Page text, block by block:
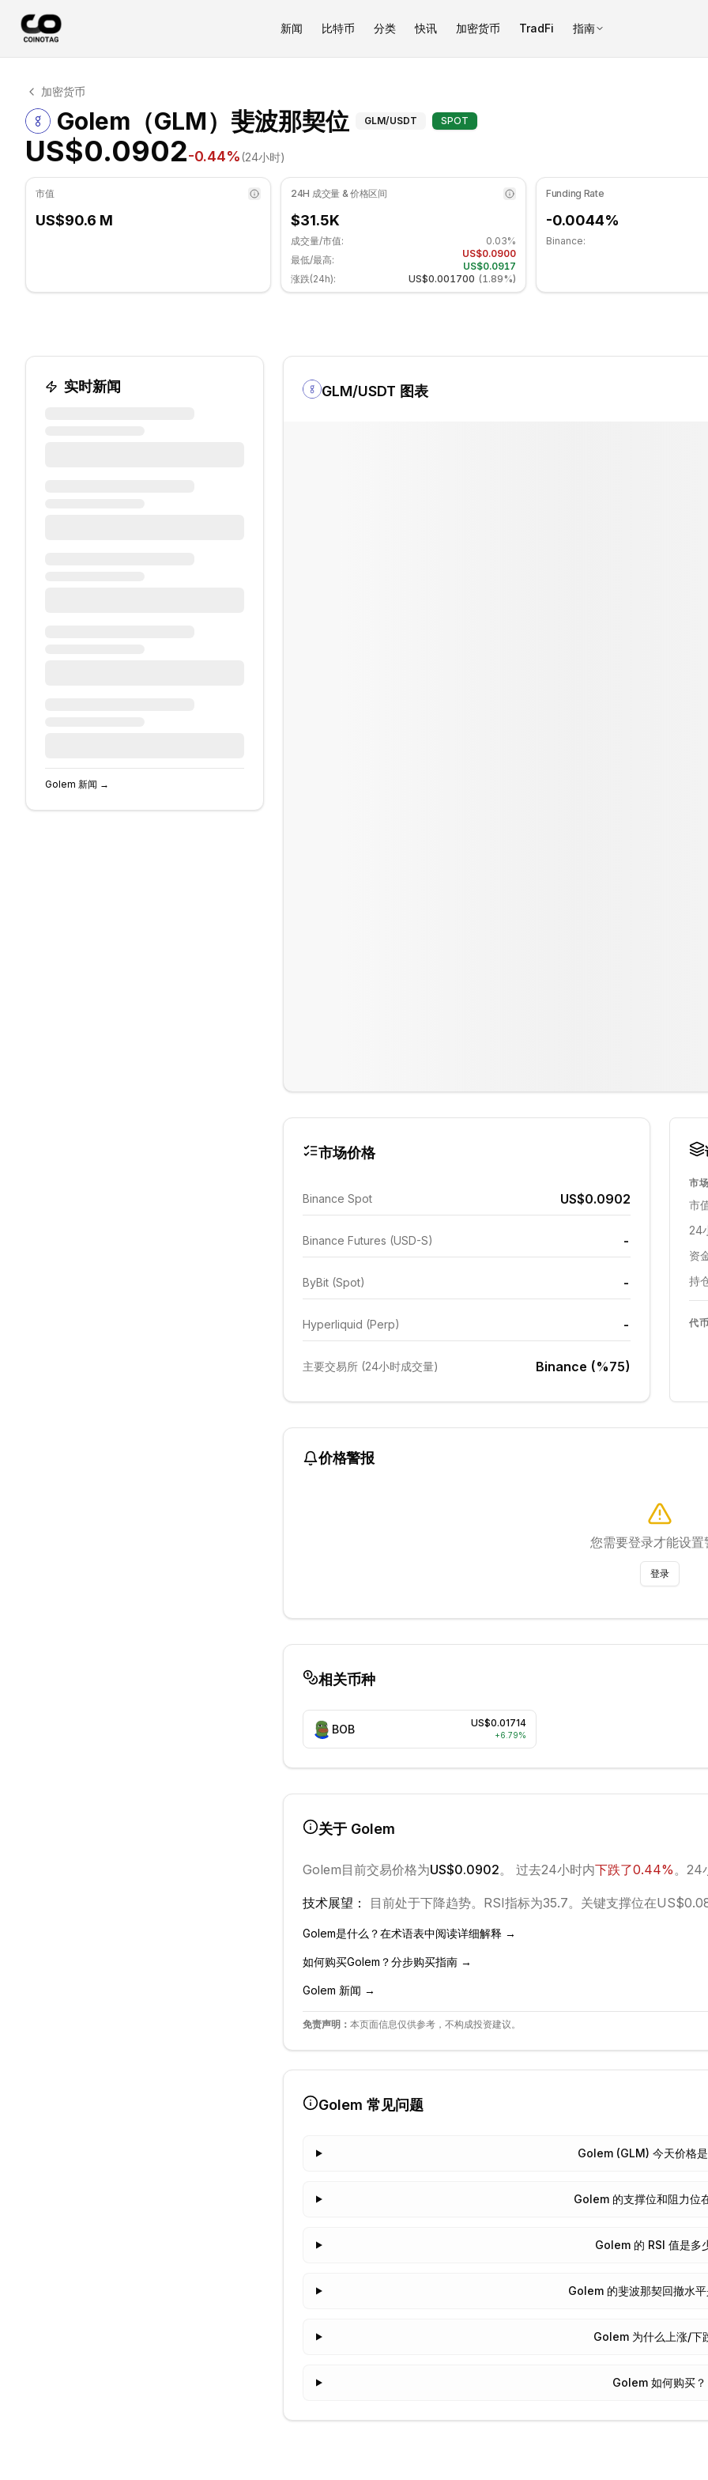
新闻 比特币 分类 快讯 加密货币 TradFi 指南
Golem 技术分析
Golem 目前交易价格为 US$0.0902. RSI 指标为 35.67 处于中性区域. 日线趋势看跌. 重要支撑位: $0.0893, 阻力位:
加密货币
Golem（GLM）斐波那契位 Golem（GLM）斐波那契位 -
GLM/USDT SPOT
US$0.0902-0.44%(24小时)
市值
US$90.6 M
24H 成交量 & 价格区间
$31.5K
成交量/市值:
0.03%
最低/最高:
US$0.0900
US$0.0917
涨跌(24h):
US$0.001700 (1.89%)
Funding Rate
-0.0044%
Binance:
实时新闻
Golem 新闻 →
GLM/USDT 图表
市场价格
Binance Spot US$0.0902
Binance Futures (USD-S) -
ByBit (Spot) -
Hyperliquid (Perp) -
主要交易所 (24小时成交量) Binance (%75)
市
市
24
资
持
代
价格警报
您需要登录才能设置
登录
相关币种
BOB US$0.01714
+6.79%
关于 Golem
Golem目前交易价格为US$0.0902。 过去24小时内下跌了0.44%。 24
技术展望： 目前处于下降趋势。 RSI指标为35.7。 关键支撑位在
Golem是什么？在术语表中阅读详细解释 →
如何购买Golem ？分步购买指南 →
Golem 新闻 →
免责声明： 本页面信息仅供参考，不构成投资建议。
Golem 常见问题
Golem (GLM) 今天价格
Golem 的支撑位和阻力位
Golem 的 RSI 值是多
Golem 的斐波那契回撤水
Golem 为什么上涨/下
Golem 如何购买？